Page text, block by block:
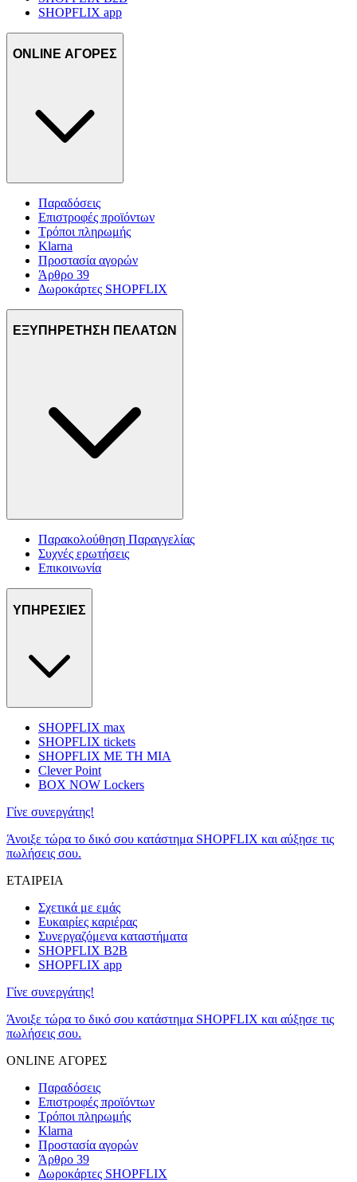
SHOPFLIX app
ONLINE ΑΓΟΡΕΣ
Παραδόσεις
Επιστροφές προϊόντων
Τρόποι πληρωμής
Klarna
Προστασία αγορών
Άρθρο 39
Δωροκάρτες SHOPFLIX
ΕΞΥΠΗΡΕΤΗΣΗ ΠΕΛΑΤΩΝ
Παρακολούθηση Παραγγελίας
Συχνές ερωτήσεις
Επικοινωνία
ΥΠΗΡΕΣΙΕΣ
SHOPFLIX max
SHOPFLIX tickets
SHOPFLIX ΜΕ ΤΗ ΜΙΑ
Clever Point
BOX NOW Lockers
Γίνε συνεργάτης!
Άνοιξε τώρα το δικό σου κατάστημα SHOPFLIX και αύξησε τις
πωλήσεις σου.
ΕΤΑΙΡΕΙΑ
Σχετικά με εμάς
Ευκαιρίες καριέρας
Συνεργαζόμενα καταστήματα
SHOPFLIX B2B
SHOPFLIX app
Γίνε συνεργάτης!
Άνοιξε τώρα το δικό σου κατάστημα SHOPFLIX και αύξησε τις
πωλήσεις σου.
ONLINE ΑΓΟΡΕΣ
Παραδόσεις
Επιστροφές προϊόντων
Τρόποι πληρωμής
Klarna
Προστασία αγορών
Άρθρο 39
Δωροκάρτες SHOPFLIX